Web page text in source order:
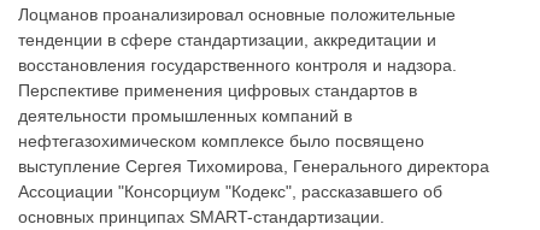
Лоцманов проанализировал основные положительные
тенденции в сфере стандартизации, аккредитации и
восстановления государственного контроля и надзора.
Перспективе применения цифровых стандартов в
деятельности промышленных компаний в
нефтегазохимическом комплексе было посвящено
выступление Сергея Тихомирова, Генерального директора
Ассоциации "Консорциум "Кодекс", рассказавшего об
основных принципах SMART-стандартизации.